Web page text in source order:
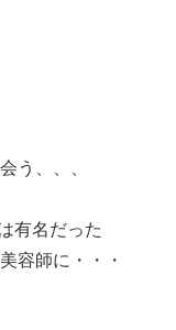
う、、、
有名だった
容師に・・・